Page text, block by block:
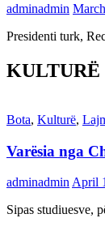
adminadmin
Presidenti turk,
KULTURË
Bota, Kulturë,
Varësia nga
adminadmin April
Sipas studiuesve,